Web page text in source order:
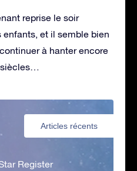
reprise le soir
enfants, et il semble bien
à hanter encore
siècles…
Articles récents
Register